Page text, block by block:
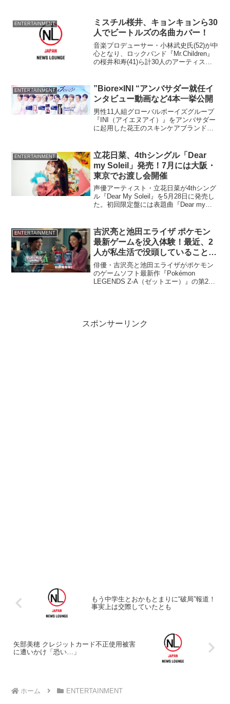
テーマとして起用されており、いよい
よ...
ENTERTAINMENT
ミスチル桜井、キョンキョンら30
人でビートルズの名曲カバー！
音楽プロデューサー・小林武史氏(52)が中
心となり、ロックバンド『Mr.Children』
の桜井和寿(41)ら計30人のアーティスト
た。 同曲は『J...
ENTERTAINMENT
”Biore×INI “アンバサダー就任イ
ンタビュー動画など4本一挙公開
男性11人組グローバルボーイズグループ
『INI（アイエヌアイ）』をアンバサダー
に起用した花王のスキンケアブランド
より始める。
ENTERTAINMENT
立花日菜、4thシングル「Dear
my Soleil」発売！7月には大阪・
東京でお渡し会開催
声優アーティスト・立花日菜が4thシング
ル『Dear My Soleil』を5月28日に発売し
た。初回限定盤には表題曲『Dear my
入。
ENTERTAINMENT
吉沢亮と池田エライザ ポケモン
最新ゲームを没入体験！最近、2
人が私生活で没頭していることと
は…
俳優・吉沢亮と池田エライザがポケモン
のゲームソフト最新作『Pokémon
LEGENDS Z-A（ゼットエー）』の第2弾
スポンサーリンク
もう中学生とおかもとまりに“破局”報道！
事実上は交際していたとも
矢部美穂 クレジットカード不正使用被害
に遭いかけ「恐い…」
ホーム ENTERTAINMENT